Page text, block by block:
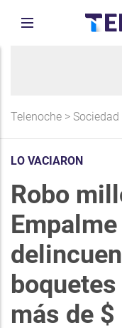
Telenoche > Sociedad
LO VACIARON
Robo
más de